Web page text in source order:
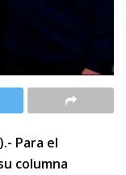
Para el
columna